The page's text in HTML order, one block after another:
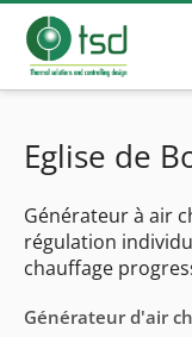
Eglise de
Générateur à air
régulation
chauffage
Générateur d'air